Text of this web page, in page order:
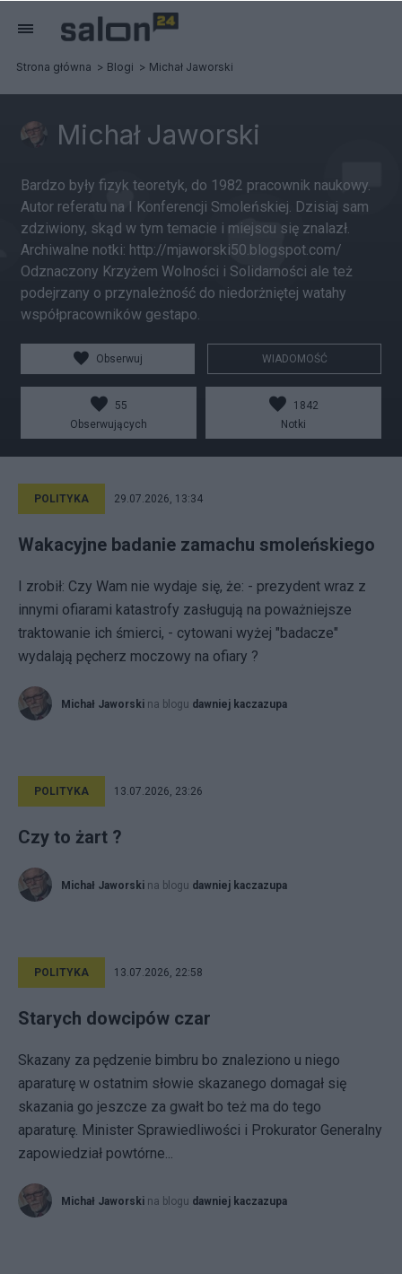
Strona główna Blogi Michał Jaworski
Michał Jaworski
Bardzo były fizyk teoretyk, do 1982 pracownik naukowy.
Autor referatu na I Konferencji Smoleńskiej. Dzisiaj sam
zdziwiony, skąd w tym temacie i miejscu się znalazł.
Archiwalne notki: http://mjaworski50.blogspot.com/
Odznaczony Krzyżem Wolności i Solidarności ale też
podejrzany o przynależność do niedorżniętej watahy
współpracowników gestapo.
Obserwuj WIADOMOŚĆ
55
Obserwujących
1842
Notki
POLITYKA 29.07.2026, 13:34
Wakacyjne badanie zamachu smoleńskiego
I zrobił: Czy Wam nie wydaje się, że: - prezydent wraz z
innymi ofiarami katastrofy zasługują na poważniejsze
traktowanie ich śmierci, - cytowani wyżej "badacze"
wydalają pęcherz moczowy na ofiary ?
Michał Jaworski na blogu dawniej kaczazupa
POLITYKA 13.07.2026, 23:26
Czy to żart ?
Michał Jaworski na blogu dawniej kaczazupa
POLITYKA 13.07.2026, 22:58
Starych dowcipów czar
Skazany za pędzenie bimbru bo znaleziono u niego
aparaturę w ostatnim słowie skazanego domagał się
skazania go jeszcze za gwałt bo też ma do tego
aparaturę. Minister Sprawiedliwości i Prokurator Generalny
zapowiedział powtórne...
Michał Jaworski na blogu dawniej kaczazupa